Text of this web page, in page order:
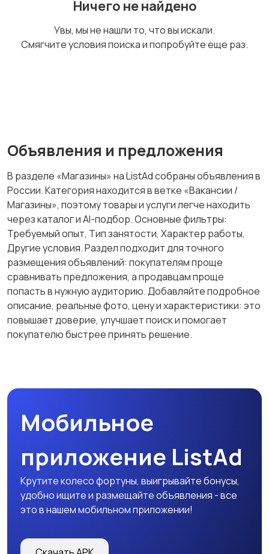
Медицина Начало карьеры
Образование и наука Офисный персонал
Перевозки, склад,
Продажи
общепит
Сельское хозяйство Спорт и красота
Страхование
Ничего не найдено
Увы, мы не нашли то, что вы искали.
Смягчите условия поиска и попробуйте еще раз.
Объявления и предложения
В разделе «Магазины» на ListAd собраны объявления в
России. Категория находится в ветке «Вакансии /
Магазины», поэтому товары и услуги легче находить
через каталог и AI-подбор. Основные фильтры:
Требуемый опыт, Тип занятости, Характер работы,
Другие условия. Раздел подходит для точного
размещения объявлений: покупателям проще
сравнивать предложения, а продавцам проще
попасть в нужную аудиторию. Добавляйте подробное
описание, реальные фото, цену и характеристики: это
повышает доверие, улучшает поиск и помогает
покупателю быстрее принять решение.
Мобильное
приложение ListAd
Крутите колесо фортуны, выигрывайте бонусы,
удобно ищите и размещайте объявления - все
это в нашем мобильном приложении!